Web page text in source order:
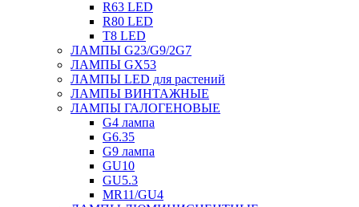
R63 LED
R80 LED
T8 LED
ЛАМПЫ G23/G9/2G7
ЛАМПЫ GX53
ЛАМПЫ LED для растений
ЛАМПЫ ВИНТАЖНЫЕ
ЛАМПЫ ГАЛОГЕНОВЫЕ
G4 лампа
G6.35
G9 лампа
GU10
GU5.3
MR11/GU4